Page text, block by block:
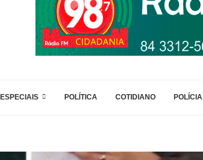
ESPECIAIS POLÍTICA COTIDIANO POLÍCIA